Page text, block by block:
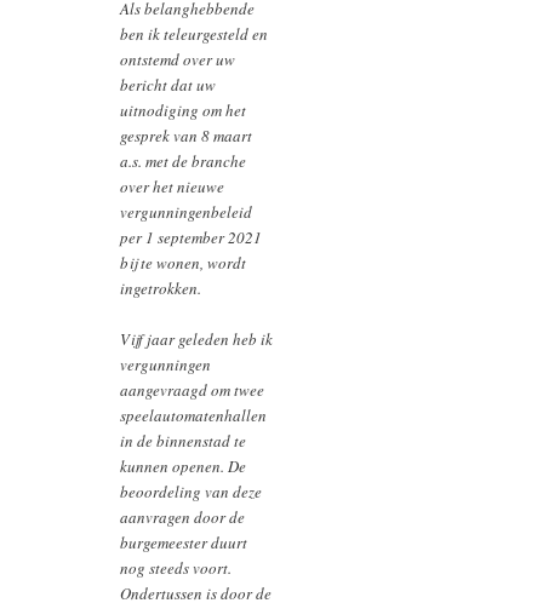
Als belanghebbende
ben ik teleurgesteld en
ontstemd over uw
bericht dat uw
uitnodiging om het
gesprek van 8 maart
a.s. met de branche
over het nieuwe
vergunningenbeleid
per 1 september 2021
bij te wonen, wordt
ingetrokken.
Vijf jaar geleden heb ik
vergunningen
aangevraagd om twee
speelautomatenhallen
in de binnenstad te
kunnen openen. De
beoordeling van deze
aanvragen door de
burgemeester duurt
nog steeds voort.
Ondertussen is door de